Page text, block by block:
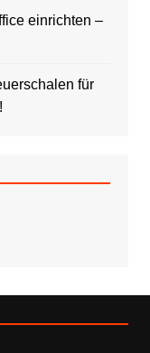
einrichten –
für